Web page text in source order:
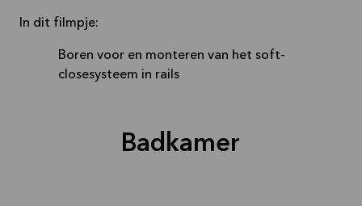
In dit filmpje:
Boren voor en monteren van het soft-
closesysteem in rails
Badkamer